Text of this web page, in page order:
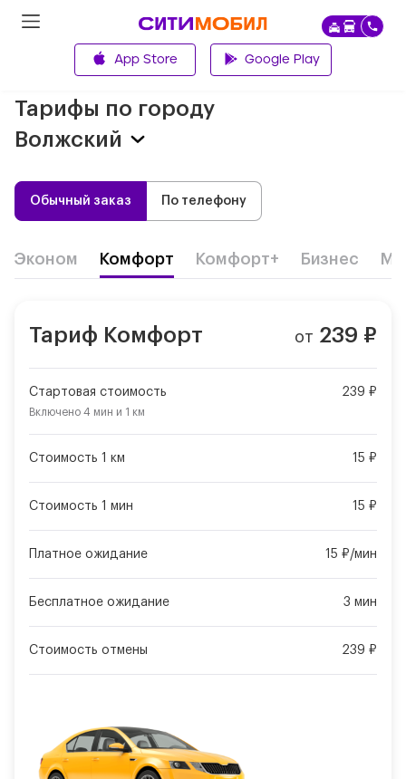
App Store Google Play
Тарифы по городу
Волжский
Обычный заказ По телефону
Эконом Комфорт Комфорт+ Бизнес
Тариф Комфорт от 239 ₽
Стартовая стоимость 239 ₽
Включено 4 мин и 1 км
Стоимость 1 км 15 ₽
Стоимость 1 мин 15 ₽
Платное ожидание 15 ₽/мин
Бесплатное ожидание 3 мин
Стоимость отмены 239 ₽